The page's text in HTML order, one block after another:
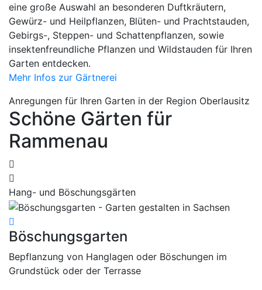
eine große Auswahl an besonderen Duftkräutern,
Gewürz- und Heilpflanzen, Blüten- und Prachtstauden,
Gebirgs-, Steppen- und Schattenpflanzen, sowie
insektenfreundliche Pflanzen und Wildstauden für Ihren
Garten entdecken.
Mehr Infos zur Gärtnerei
Anregungen für Ihren Garten in der Region Oberlausitz
Schöne Gärten für
Rammenau
Hang- und Böschungsgärten
Böschungsgarten
Bepflanzung von Hanglagen oder Böschungen im
Grundstück oder der Terrasse